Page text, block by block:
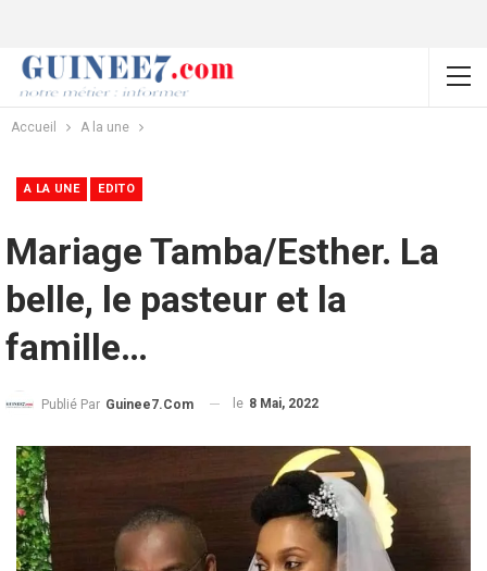
Accueil A la une
A LA UNE EDITO
Mariage Tamba/Esther. La
belle, le pasteur et la
famille…
Publié Par Guinee7.com le 8 Mai, 2022